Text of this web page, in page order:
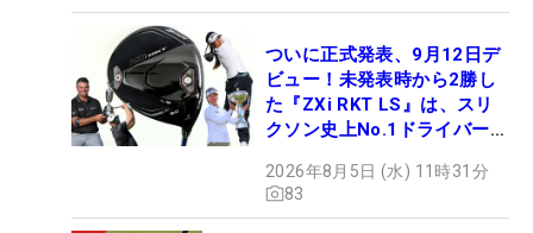
ついに正式発表、9月12日デ
ビュー！未発表時から2勝し
た『ZXi RKT LS』は、スリ
クソン史上No.1ドライバー!?
2026年8月5日 (水) 11時31分
83